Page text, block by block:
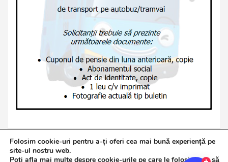
Folosim cookie-uri pentru a-ți oferi cea mai bună experiență pe
site-ul nostru web.
Poți afla mai multe despre cookie-urile pe care le folosim sau să